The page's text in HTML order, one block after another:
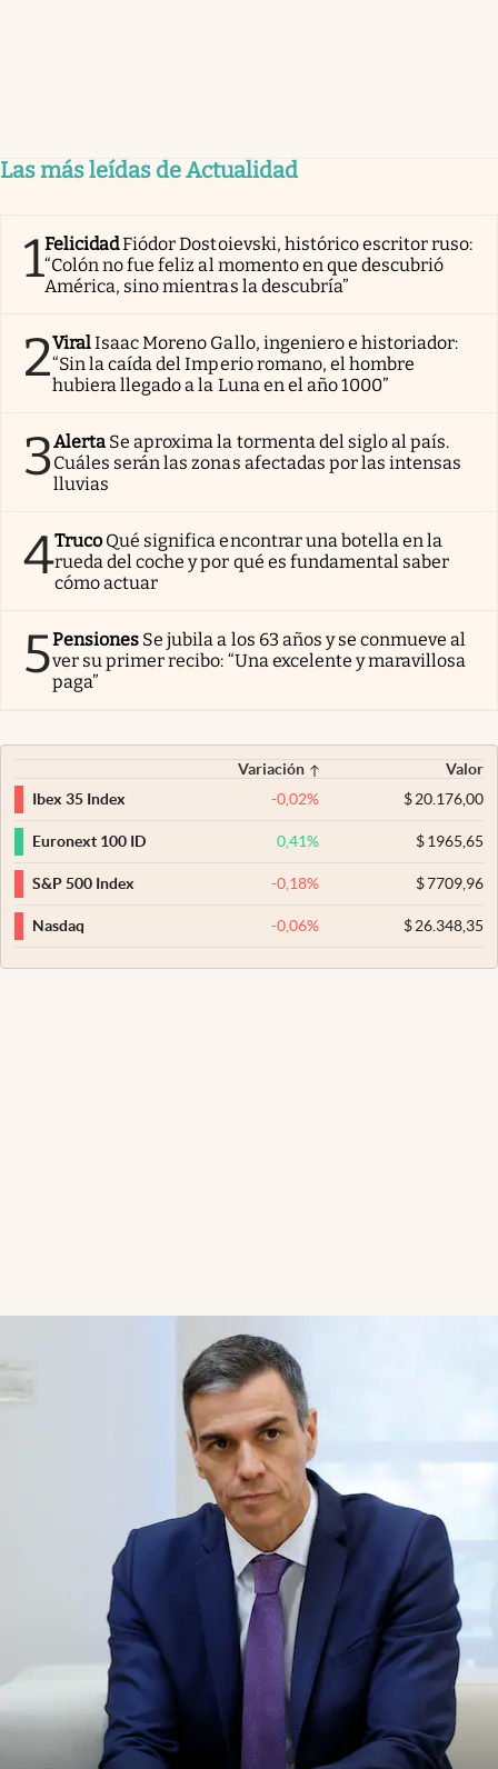
Las más leídas de Actualidad
1FelicidadFiódor Dostoievski, histórico escritor ruso:
“Colón no fue feliz al momento en que descubrió
América, sino mientras la descubría”
2ViralIsaac Moreno Gallo, ingeniero e historiador:
“Sin la caída del Imperio romano, el hombre
hubiera llegado a la Luna en el año 1000”
3Alerta Se aproxima la tormenta del siglo al país.
Cuáles serán las zonas afectadas por las intensas
lluvias
4Truco Qué significa encontrar una botella en la
rueda del coche y por qué es fundamental saber
cómo actuar
5Pensiones Se jubila a los 63 años y se conmueve al
ver su primer recibo: “Una excelente y maravillosa
paga”
Variación
Valor
Ibex 35 Index
-0,02% $20.176,00
Euronext 100 ID 0,41% $1965,65
S&P 500 Index -0,18% $7709,96
Nasdaq -0,06% $26.348,35